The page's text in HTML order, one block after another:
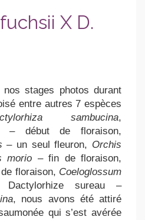
X D.
stages photos durant
entre autres 7 espèces
sambucina,
début de floraison,
– un seul fleuron, Orchis
morio – fin de floraison,
floraison, Coeloglossum
sureau –
, nous avons été attiré
qui s’est avérée